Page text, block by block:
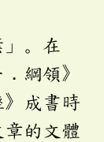
」。在
綱領》
》成書時
的文體